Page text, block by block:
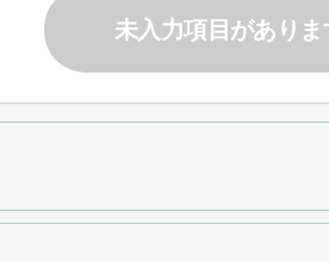
未入力項目がありま